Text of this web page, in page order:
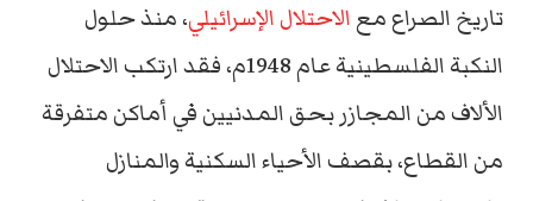
تاريخ الصراع مع الاحتلال الإسرائيلي، منذ حلول
النكبة الفلسطينية عام 1948م، فقد ارتكب الاحتلال
الألاف من المجازر بحق المدنيين في أماكن متفرقة
من القطاع، بقصف الأحياء السكنية والمنازل